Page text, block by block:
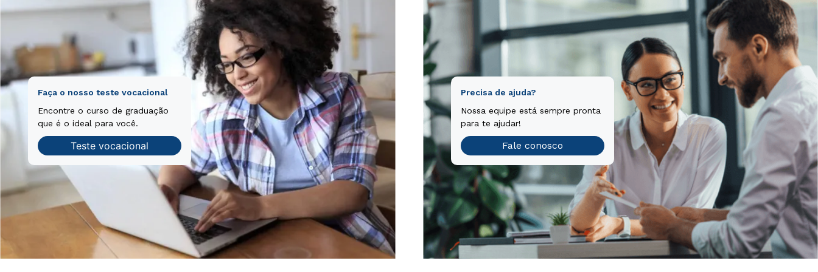
Faça o nosso teste vocacional
Encontre o curso de graduação
que é o ideal para você.
Teste vocacional
Precisa de ajuda?
Nossa equipe está sempre pronta
para te ajudar!
Fale conosco